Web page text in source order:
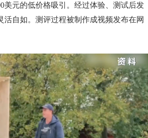
元的低价格吸引。经过体验、测试后发
自如。测评过程被制作成视频发布在网